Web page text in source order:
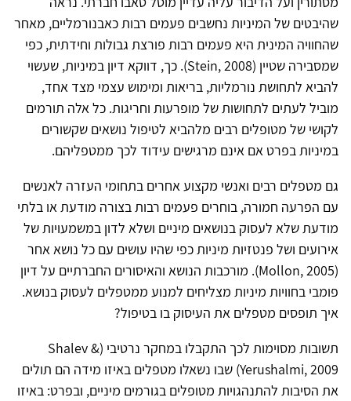
שהיבטים של המיניות נחשבים פעמים רבות כאבנורמליים, מאחר
שהחוויה המינית היא פעמים רבות פורצת גבולות וחידתית, כפי
שמסבירה שטיין (Stein, 2008). כך, דווקא דיון במיניות, שעשוי
להביא לתחושת נורמליות, בריאות ומימוש עצמי מצד אחד,
מוביל לעתים לתחושות של מופרעות וחריגות. כל אלה תורמים
לקושי של מטופלים רבים מלהביא לטיפול נושאים שקשורים
במיניות בפרט אם אינם מרגישים עידוד לכך ממטפליהם.
גם מטפלים רבים ואנשי מקצוע אחרים בתחומי העזרה לאנשים
עם הפרעה חמורה, בוחרים פעמים רבות בצורה מודעת או בלתי
מודעת שלא לעסוק בנושאים מיניים ושלא לדון במשמעויות של
אירועים ושל פנטזיות מיניות כפי שהיו עושים עם כל נושא אחר
(Mollon, 2005). מורכבות הנושא והאיסורים החברתיים על דיון
פומבי בחוויות מיניות מצליחים למנוע ממטפלים לעסוק בנושא.
איך תופסים מטפלים את העיסוק בו בטיפול?
תשובות מסוימות לכך התקבלו במחקר נרטיבי (Shalev &
Yerushalmi, 2009) שבו נשאלו מטפלים באיזו מידה הם תולים
את הסיבות להתנהגויות מטופלים בגורמים מיניים, ובפרט: באיזו